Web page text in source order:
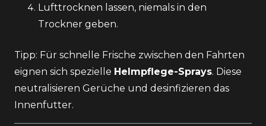
Lufttrocknen lassen, niemals in den
Trockner geben.
Tipp: Für schnelle Frische zwischen den Fahrten
eignen sich spezielle Helmpflege-Sprays. Diese
neutralisieren Gerüche und desinfizieren das
Innenfutter.